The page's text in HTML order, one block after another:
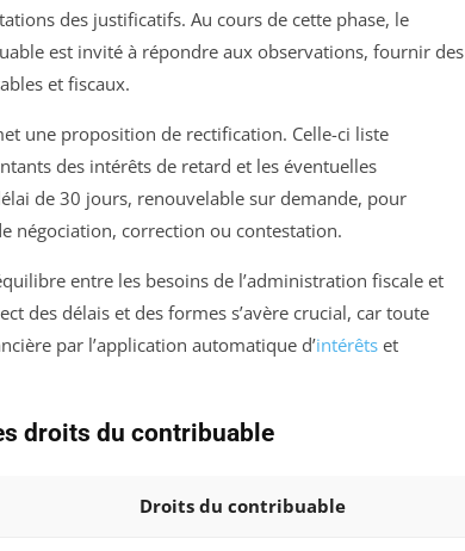
des justificatifs. Au cours de cette phase, le
est invité à répondre aux observations, fournir des
et fiscaux.
une proposition de rectification. Celle-ci liste
des intérêts de retard et les éventuelles
de 30 jours, renouvelable sur demande, pour
négociation, correction ou contestation.
entre les besoins de l’administration fiscale et
des délais et des formes s’avère crucial, car toute
par l’application automatique d’intérêts et
droits du contribuable
Droits du contribuable